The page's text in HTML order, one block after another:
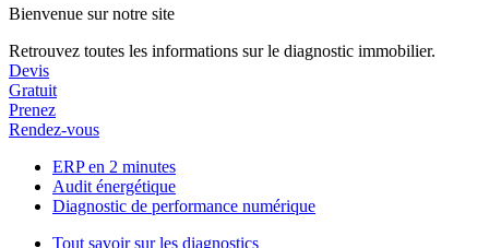
Bienvenue sur notre site
Retrouvez toutes les informations sur le diagnostic immobilier.
Devis
Gratuit
Prenez
Rendez-vous
ERP en 2 minutes
Audit énergétique
Diagnostic de performance numérique
Tout savoir sur les diagnostics